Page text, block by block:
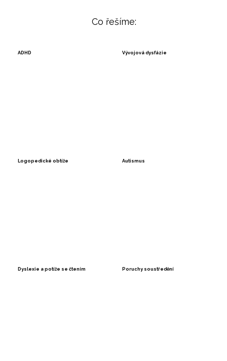
Co řešíme:
ADHD Vývojová dysfázie
Logopedické obtíže Autismus
Dyslexie a potíže se čtením Poruchy soustředění